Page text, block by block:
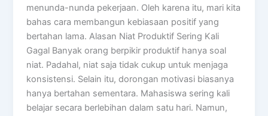
menunda-nunda pekerjaan. Oleh karena itu, mari kita
bahas cara membangun kebiasaan positif yang
bertahan lama. Alasan Niat Produktif Sering Kali
Gagal Banyak orang berpikir produktif hanya soal
niat. Padahal, niat saja tidak cukup untuk menjaga
konsistensi. Selain itu, dorongan motivasi biasanya
hanya bertahan sementara. Mahasiswa sering kali
belajar secara berlebihan dalam satu hari. Namun,